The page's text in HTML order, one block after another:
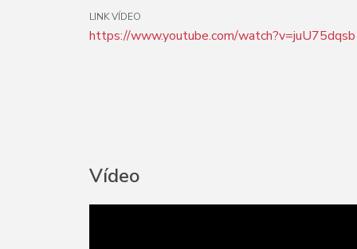
LINK VÍDEO
https://www.youtube.com/
Vídeo